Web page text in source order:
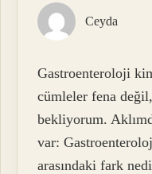
Ceyda
Gastroenteroloji
cümleler fena
bekliyorum.
var:
arasındaki fark